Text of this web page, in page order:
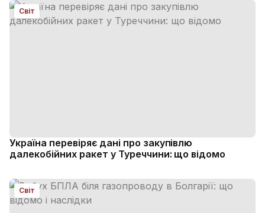
Світ
Україна перевіряє дані про закупівлю
далекобійних ракет у Туреччини: що відомо
Світ